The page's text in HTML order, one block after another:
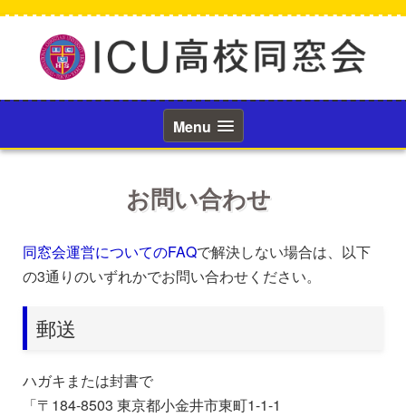
へ
ッ
Menu
お問い合わせ
同窓会運営についてのFAQで解決しない場合は、以下
の3通りのいずれかでお問い合わせください。
郵送
ハガキまたは封書で
「〒184-8503 東京都小金井市東町1-1-1